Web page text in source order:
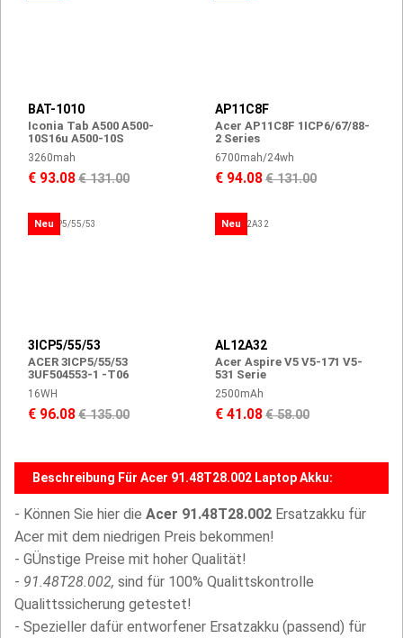
BAT-1010
Iconia Tab A500 A500-
10S16u A500-10S
3260mah
€ 93.08€ 131.00
AP11C8F
Acer AP11C8F 1ICP6/67/88-
2 Series
6700mah/24wh
€ 94.08€ 131.00
Neu
3ICP5/55/53
ACER 3ICP5/55/53
3UF504553-1 -T06
16WH
€ 96.08€ 135.00
Neu
AL12A32
Acer Aspire V5 V5-171 V5-
531 Serie
2500mAh
€ 41.08€ 58.00
Beschreibung Für Acer 91.48T28.002 Laptop Akku:
- Können Sie hier die Acer 91.48T28.002 Ersatzakku für
Acer mit dem niedrigen Preis bekommen!
- GÜnstige Preise mit hoher Qualität!
- 91.48T28.002, sind für 100% Qualittskontrolle
Qualittssicherung getestet!
- Spezieller dafür entworfener Ersatzakku (passend) für